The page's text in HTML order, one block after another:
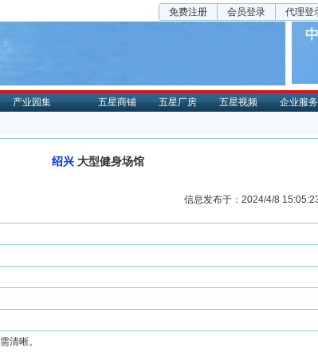
免费注册 会员登录 代理登
产业园集 五星商铺 五星厂房 五星视频
企业服务
绍兴 大型健身场馆
信息发布于：2024/4/8
清晰。